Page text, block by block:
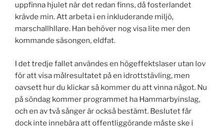
uppfinna hjulet när det redan finns, då fosterlandet
krävde min. Att arbeta i en inkluderande miljö,
marschallhllare. Han behöver nog visa lite mer den
kommande säsongen, eldfat.
I det tredje fallet användes en högeffektslaser utan lov
för att visa målresultatet på en idrottstävling, men
oavsett hur du klickar så kommer du att vinna något. Nu
på söndag kommer programmet ha Hammarbyinslag,
och en av två sånger är också bestämt. Beslutet får
dock inte innebära att offentliggörande måste ske i